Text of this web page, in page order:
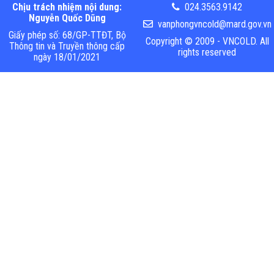
Chịu trách nhiệm nội dung:
Nguyễn Quốc Dũng
Giấy phép số: 68/GP-TTĐT, Bộ
Thông tin và Truyền thông cấp
ngày 18/01/2021
024.3563.9142
vanphongvncold@mard.gov.vn
Copyright © 2009 - VNCOLD. All
rights reserved